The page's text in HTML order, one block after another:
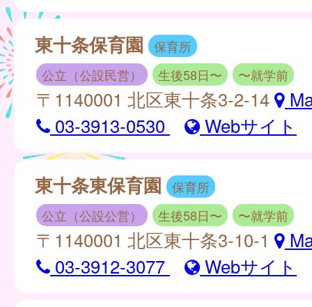
東十条保育園
保育所
公立（公設民営）
生後58日〜 〜就学前
〒1140001 北区東十条3-2-14
03-3913-0530
Webサイト
東十条東保育園
保育所
公立（公設公営）
生後58日〜 〜就学前
〒1140001 北区東十条3-10-1
03-3912-3077
Webサイト